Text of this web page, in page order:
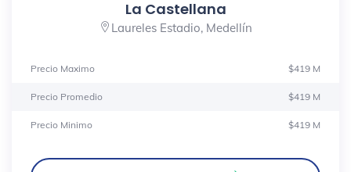
La Castellana
Laureles Estadio, Medellín
Precio Maximo $419 M
Precio Promedio $419 M
Precio Minimo $419 M